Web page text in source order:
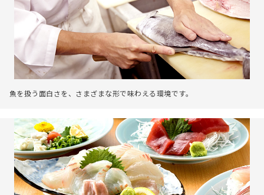
魚を扱う面白さを、さまざまな形で味わえる環境です。